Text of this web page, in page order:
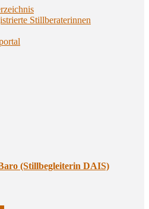
Stillberaterinnen
(Still­be­glei­te­rin DAIS)